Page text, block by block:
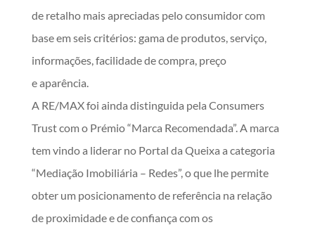
de retalho mais apreciadas pelo consumidor com
base em seis critérios: gama de produtos, serviço,
informações, facilidade de compra, preço
e aparência.
A RE/MAX foi ainda distinguida pela Consumers
Trust com o Prémio “Marca Recomendada”. A marca
tem vindo a liderar no Portal da Queixa a categoria
“Mediação Imobiliária – Redes”, o que lhe permite
obter um posicionamento de referência na relação
de proximidade e de confiança com os